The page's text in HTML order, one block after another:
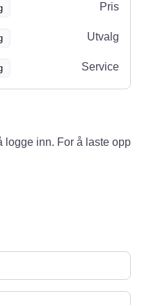
Pris
Utvalg
Service
logge inn. For å laste opp